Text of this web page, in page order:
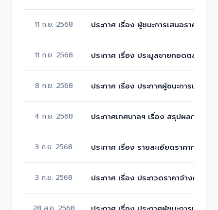
11 ก.ย. 2568 ประกาศ เรื่อง ผู้ชนะการเสนอราคา ป
11 ก.ย. 2568 ประกาศ เรื่อง ประมูลขายทอดตลาดท
8 ก.ย. 2568 ประกาศ เรื่อง ประกาศผู้ชนะการเสน
4 ก.ย. 2568 ประกาศเทศบาลฯ เรื่อง สรุปผลการด
3 ก.ย. 2568 ประกาศ เรื่อง รายละเอียดราคากลา
3 ก.ย. 2568 ประกาศ เรื่อง ประกวดราคาจ้างก่อส
28 ส.ค. 2568